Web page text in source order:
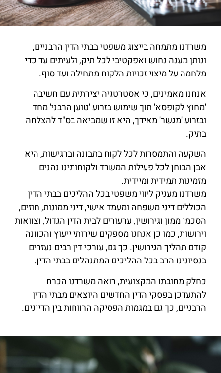
משרדנו מתמחה בייצוג משפטי בבתי הדין הרבניים,
ונותן מענה נחוש ואפקטיבי לכל תיק, ולעיתים עד כדי
מלחמה על מיצוי זכויות הלקוח מתחילה ועד סוף.
אנחנו מאמינים, כי אסטרטגיה יצירתית עם חשיבה
'מחוץ לקופסא' תוך שימוש בזרוע 'טוען הרבני' מחד
ובזרוע 'מגשר' מאידך, היא זו שמביאה בס"ד להצלחה
בתיק.
השקעה והתמסרות לכל לקוח בתבונה וברגישות, היא
אבן הבוחן לכל פעילות המשרד ולקוחותינו נהנים
מזמינות תמידית ומיידית.
משרדנו מעניק ליווי משפטי בכל ההליכים בבתי הדין
הכוללים דיני משפחה ומעמד אישי, דיני ממונות, חוזים,
הסכמי ממון וגירושין, ערעורים לבית הדין הגדול, וצוואות
וירושות, כמו כן אנחנו מספקים שירותי ייעוץ והכוונה
קודם תהליך הגירושין. כך גם, עורכי דין רבים נעזרים
בנסיונינו הרב בכל ההליכים המתנהלים בבתי הדין.
כחלק מחובתו המקצועית, רואה משרדנו הכרח
להתעדכן בפסקי הדין החדשים היוצאים מבתי הדין
הרבניים, כך גם במגמות הפסיקה הרווחות בין הדיינים.